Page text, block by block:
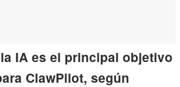
IA es el principal objetivo
ClawPilot, según